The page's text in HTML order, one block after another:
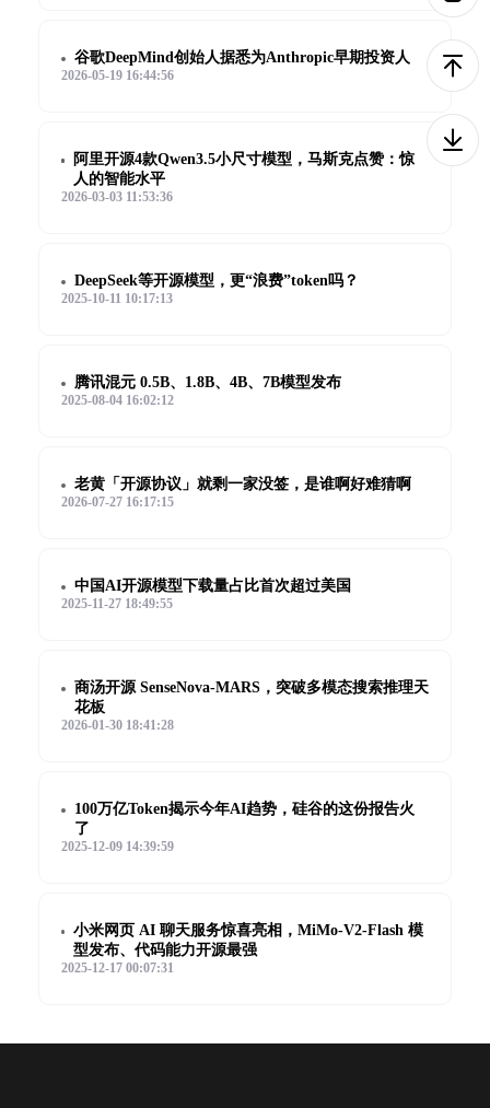
谷歌DeepMind创始人据悉为Anthropic早期投资人
2026-05-19 16:44:56
阿里开源4款Qwen3.5小尺寸模型，马斯克点赞：惊
人的智能水平
2026-03-03 11:53:36
DeepSeek等开源模型，更“浪费”token吗？
2025-10-11 10:17:13
腾讯混元 0.5B、1.8B、4B、7B模型发布
2025-08-04 16:02:12
老黄「开源协议」就剩一家没签，是谁啊好难猜啊
2026-07-27 16:17:15
中国AI开源模型下载量占比首次超过美国
2025-11-27 18:49:55
商汤开源 SenseNova-MARS，突破多模态搜索推理天
花板
2026-01-30 18:41:28
100万亿Token揭示今年AI趋势，硅谷的这份报告火
了
2025-12-09 14:39:59
小米网页 AI 聊天服务惊喜亮相，MiMo-V2-Flash 模
型发布、代码能力开源最强
2025-12-17 00:07:31